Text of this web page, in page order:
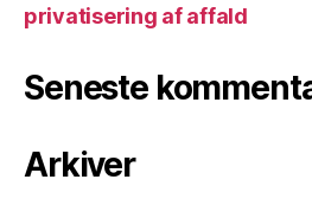
privatisering af affald
Seneste
Arkiver